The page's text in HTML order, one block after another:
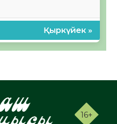
Қыркүйек »
16+